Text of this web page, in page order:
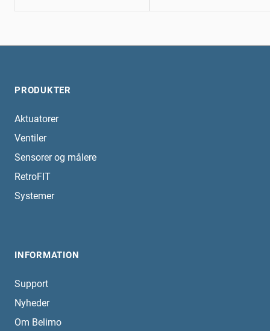
PRODUKTER
Aktuatorer
Ventiler
Sensorer og målere
RetroFIT
Systemer
INFORMATION
Support
Nyheder
Om Belimo